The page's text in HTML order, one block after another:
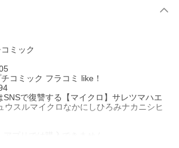
ミック
コミック フラコミ like！
SNSで復讐する【マイクロ】サレツマハエ
ウスルマイクロなかにしひろみナカニシヒ